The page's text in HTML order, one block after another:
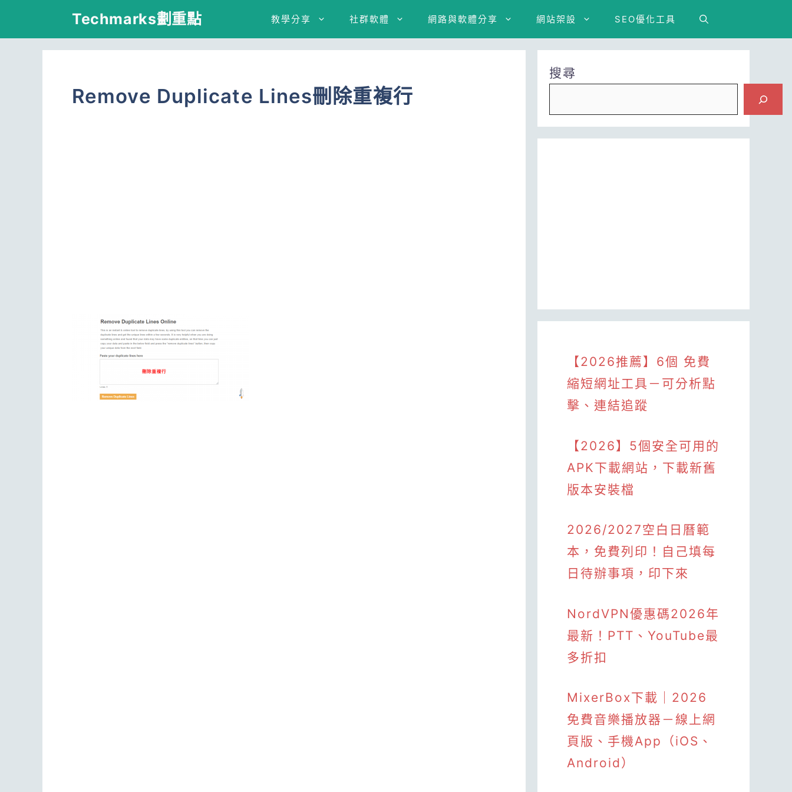
Techmarks劃重點 教學分享 社群軟體 網路與軟體分享 網站架設 SEO優化工具
Remove Duplicate Lines刪除重複行
搜尋
【2026推薦】6個 免費
縮短網址工具－可分析點
擊、連結追蹤
【2026】5個安全可用的
APK下載網站，下載新舊
版本安裝檔
2026/2027空白日曆範
本，免費列印！自己填每
日待辦事項，印下來
NordVPN優惠碼2026年
最新！PTT、YouTube最
多折扣
MixerBox下載｜2026
免費音樂播放器－線上網
頁版、手機App（iOS、
Android）